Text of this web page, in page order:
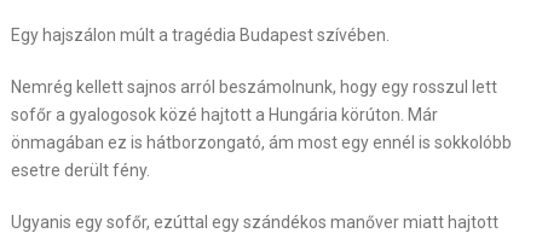
Egy hajszálon múlt a tragédia Budapest szívében.
Nemrég kellett sajnos arról beszámolnunk, hogy egy rosszul lett
sofőr a gyalogosok közé hajtott a Hungária körúton. Már
önmagában ez is hátborzongató, ám most egy ennél is sokkolóbb
esetre derült fény.
Ugyanis egy sofőr, ezúttal egy szándékos manőver miatt hajtott